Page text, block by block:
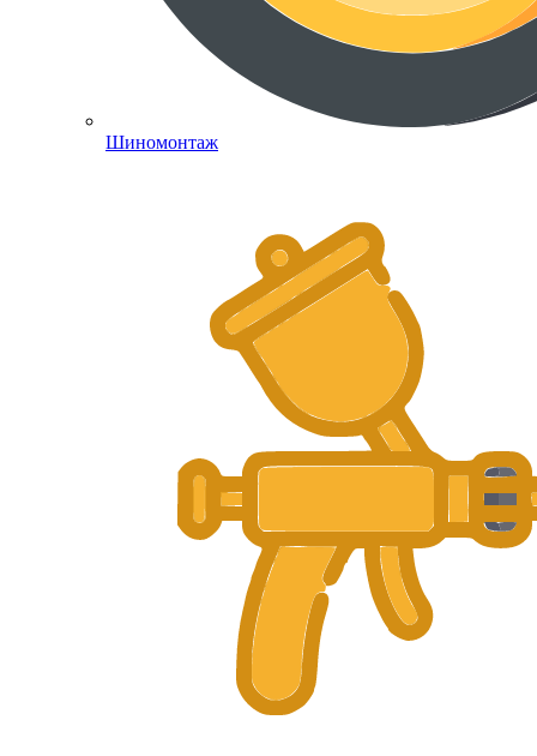
Шиномонтаж